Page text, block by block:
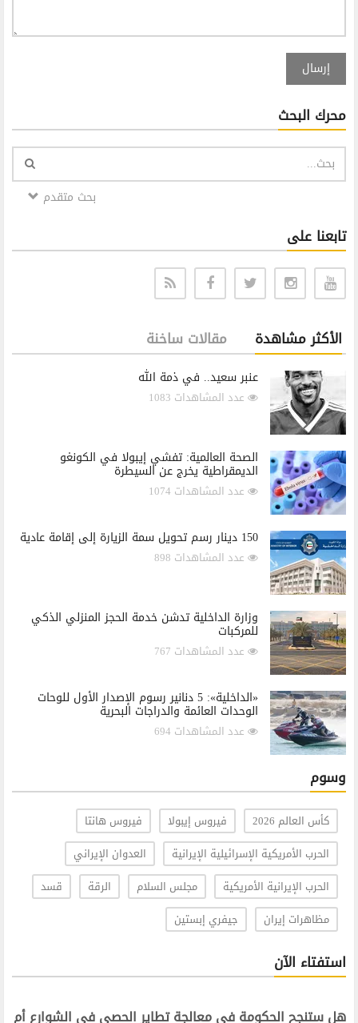
إرسال
محرك البحث
بحث متقدم
تابعنا على
الأكثر مشاهدة مقالات ساخنة
عنبر سعيد.. في ذمة الله
عدد المشاهدات 1083
الصحة العالمية: تفشي إيبولا في الكونغو
الديمقراطية يخرج عن السيطرة
عدد المشاهدات 1074
150 دينار رسم تحويل سمة الزيارة إلى إقامة عادية
عدد المشاهدات 898
وزارة الداخلية تدشن خدمة الحجز المنزلي الذكي
للمركبات
عدد المشاهدات 767
«الداخلية»: 5 دنانير رسوم الإصدار الأول للوحات
الوحدات العائمة والدراجات البحرية
عدد المشاهدات 694
وسوم
كأس العالم 2026 فيروس إيبولا
فيروس هانتا
الحرب الأمريكية الإسرائيلية الإيرانية
العدوان الإيراني
الحرب الإيرانية الأمريكية
مجلس السلام الرقة
قسد
مظاهرات إيران
جيفري إبستين
استفتاء الآن
هل ستنجح الحكومة في معالجة تطاير الحصى في الشوارع أم